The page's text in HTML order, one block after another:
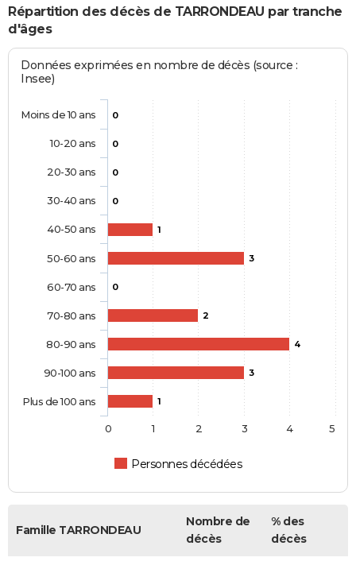
Répartition des décès de TARRONDEAU par tranche
d'âges
Données exprimées en nombre de décès (source :
Insee)
0
0
0
0
1
3
0
2
4
3
1
Personnes décédées
Moins de 10 ans
10-20 ans
20-30 ans
30-40 ans
40-50 ans
50-60 ans
60-70 ans
70-80 ans
80-90 ans
90-100 ans
Plus de 100 ans
0 1 2 3 4 5
Famille TARRONDEAU
Nombre de
décès
% des
décès